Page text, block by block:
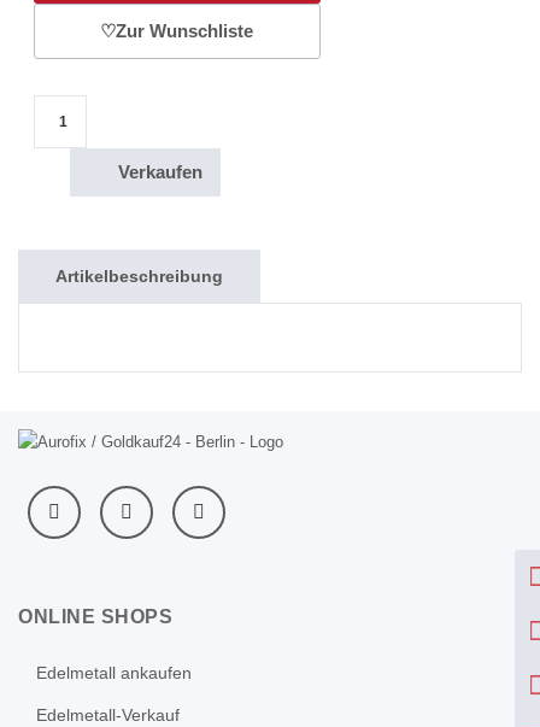
♡Zur Wunschliste
Verkaufen
Artikelbeschreibung
ONLINE SHOPS
Edelmetall ankaufen
Edelmetall-Verkauf